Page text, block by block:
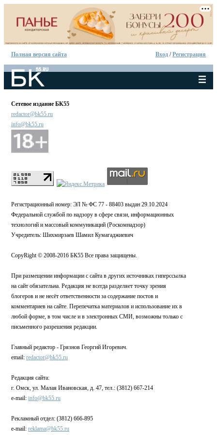
Полная версия сайта Вход /Регистрация
Сетевое издание БК55
redactor@bk55.ru
info@bk55.ru
Регистрационный номер: ЭЛ № ФС 77 - 88403 выдан 29.10.2024
Федеральной службой по надзору в сфере связи, информационных
технологий и массовый коммуникаций (Роскомнадзор)
Учредитель: Шихмирзаев Шамил Кумагаджиевич
CopyRight © 2008-2016 БК55 Все права защищены.
При размещении информации с сайта в других источниках гиперссылка
на сайт обязательна. Редакция не всегда разделяет точку зрения
блогеров и не несёт ответственности за содержание постов и
комментариев на сайте. Перепечатка материалов и использование их в
любой форме, в том числе и в электронных СМИ, возможны только с
письменного разрешения редакции.
Главный редактор - Грязнов Георгий Игоревич.
email: redactor@bk55.ru
Редакция сайта:
г. Омск, ул. Малая Ивановская, д. 47, тел.: (3812) 667-214
e-mail: info@bk55.ru
Рекламный отдел: (3812) 666-895
e-mail: reklama@bk55.ru